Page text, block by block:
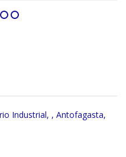
Industrial, , Antofagasta,